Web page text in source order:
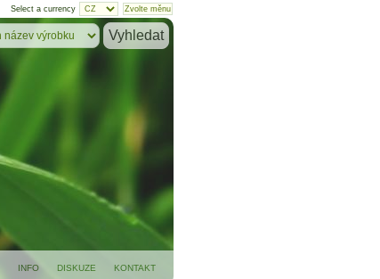
Select a currency
INFO DISKUZE KONTAKT